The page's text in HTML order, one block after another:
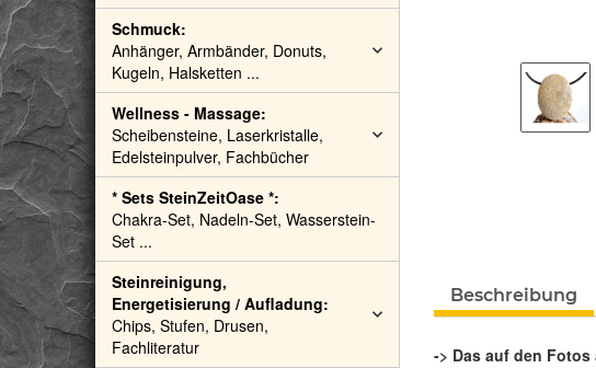
Beschreibung
-> Das auf den
Schmuck:
Anhänger, Armbänder, Donuts,
Kugeln, Halsketten ...
Wellness - Massage:
Scheibensteine, Laserkristalle,
Edelsteinpulver, Fachbücher
* Sets SteinZeitOase *:
Chakra-Set, Nadeln-Set, Wasserstein-
Set ...
Steinreinigung,
Energetisierung / Aufladung:
Chips, Stufen, Drusen,
Fachliteratur